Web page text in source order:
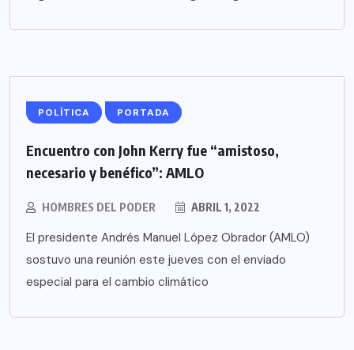
POLÍTICA PORTADA
Encuentro con John Kerry fue “amistoso,
necesario y benéfico”: AMLO
HOMBRES DEL PODER ABRIL 1, 2022
El presidente Andrés Manuel López Obrador (AMLO)
sostuvo una reunión este jueves con el enviado
especial para el cambio climático